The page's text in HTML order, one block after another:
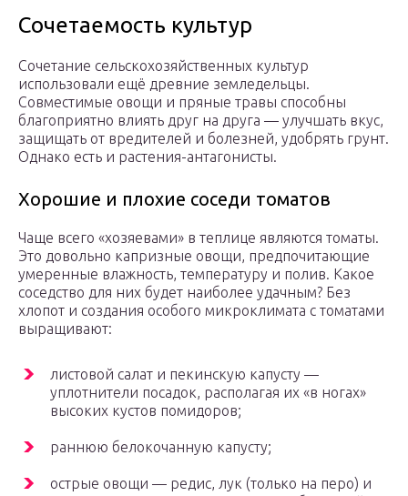
Сочетаемость культур
Сочетание сельскохозяйственных культур
использовали ещё древние земледельцы.
Совместимые овощи и пряные травы способны
благоприятно влиять друг на друга — улучшать вкус,
защищать от вредителей и болезней, удобрять грунт.
Однако есть и растения-антагонисты.
Хорошие и плохие соседи томатов
Чаще всего «хозяевами» в теплице являются томаты.
Это довольно капризные овощи, предпочитающие
умеренные влажность, температуру и полив. Какое
соседство для них будет наиболее удачным? Без
хлопот и создания особого микроклимата с томатами
выращивают:
листовой салат и пекинскую капусту —
уплотнители посадок, располагая их «в ногах»
высоких кустов помидоров;
раннюю белокочанную капусту;
острые овощи — редис, лук (только на перо) и